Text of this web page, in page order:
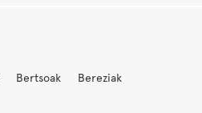
Bertsoak
Bereziak